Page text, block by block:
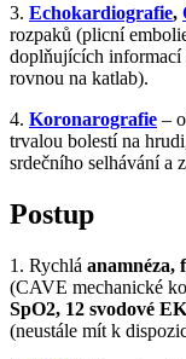
3. Echokardiografie,
rozpaků (plicní
doplňujících
rovnou na katlab).
4. Koronarografie –
trvalou bolestí na
srdečního selhávání a
Postup
1. Rychlá anamnéza,
(CAVE mechanické
SpO2, 12 svodové
(neustále mít k